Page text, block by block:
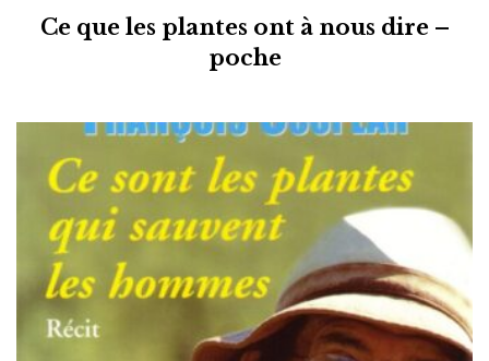
Ce que les plantes ont à nous dire –
poche